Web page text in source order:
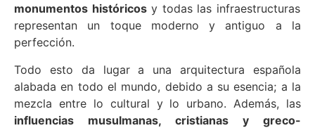
monumentos históricosy todas las infraestructuras
representan un toque moderno y antiguo a la
perfección.
Todo esto da lugar a una arquitectura española
alabada en todo el mundo, debido a su esencia; a la
mezcla entre lo cultural y lo urbano. Además, las
influencias musulmanas, cristianas y greco-